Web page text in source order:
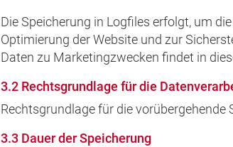
Die Speicherung in Logfiles erfolgt, um
Optimierung der Website und zur
Daten zu Marketingzwecken findet in
3.2 Rechtsgrundlage für die
Rechtsgrundlage für die vorübergehende
3.3 Dauer der Speicherung